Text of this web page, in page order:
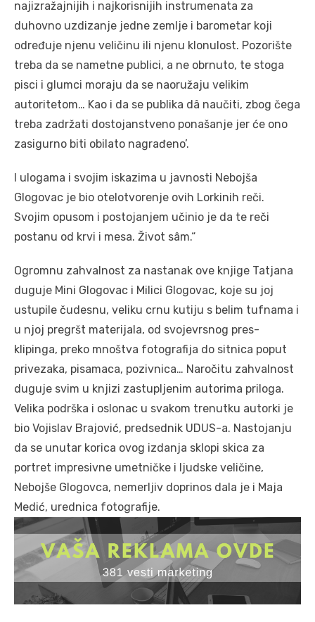
najizražajnijih i najkorisnijih instrumenata za
duhovno uzdizanje jedne zemlje i barometar koji
određuje njenu veličinu ili njenu klonulost. Pozorište
treba da se nametne publici, a ne obrnuto, te stoga
pisci i glumci moraju da se naoružaju velikim
autoritetom… Kao i da se publika dâ naučiti, zbog čega
treba zadržati dostojanstveno ponašanje jer će ono
zasigurno biti obilato nagrađeno’.
I ulogama i svojim iskazima u javnosti Nebojša
Glogovac je bio otelotvorenje ovih Lorkinih reči.
Svojim opusom i postojanjem učinio je da te reči
postanu od krvi i mesa. Život sâm.“
Ogromnu zahvalnost za nastanak ove knjige Tatjana
duguje Mini Glogovac i Milici Glogovac, koje su joj
ustupile čudesnu, veliku crnu kutiju s belim tufnama i
u njoj pregršt materijala, od svojevrsnog pres-
klipinga, preko mnoštva fotografija do sitnica poput
privezaka, pisamaca, pozivnica… Naročitu zahvalnost
duguje svim u knjizi zastupljenim autorima priloga.
Velika podrška i oslonac u svakom trenutku autorki je
bio Vojislav Brajović, predsednik UDUS-a. Nastojanju
da se unutar korica ovog izdanja sklopi skica za
portret impresivne umetničke i ljudske veličine,
Nebojše Glogovca, nemerljiv doprinos dala je i Maja
Medić, urednica fotografije.